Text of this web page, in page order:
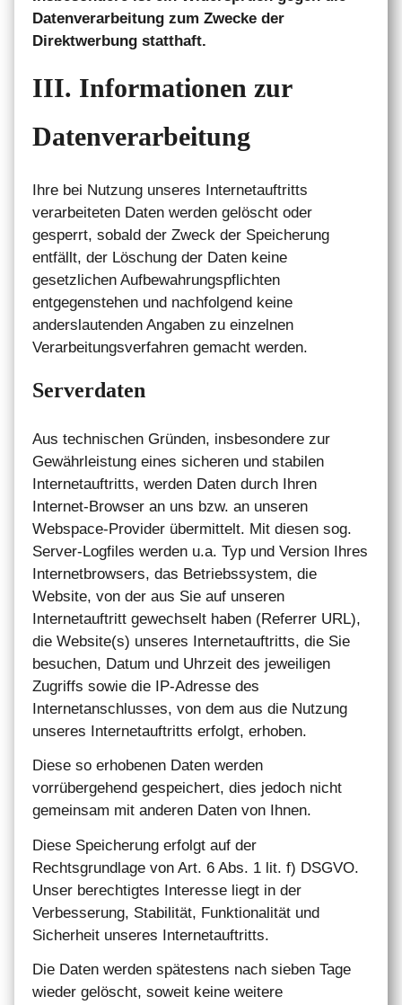
Datenverarbeitung zum Zwecke der
Direktwerbung statthaft.
III. Informationen zur
Datenverarbeitung
Ihre bei Nutzung unseres Internetauftritts
verarbeiteten Daten werden gelöscht oder
gesperrt, sobald der Zweck der Speicherung
entfällt, der Löschung der Daten keine
gesetzlichen Aufbewahrungspflichten
entgegenstehen und nachfolgend keine
anderslautenden Angaben zu einzelnen
Verarbeitungsverfahren gemacht werden.
Serverdaten
Aus technischen Gründen, insbesondere zur
Gewährleistung eines sicheren und stabilen
Internetauftritts, werden Daten durch Ihren
Internet-Browser an uns bzw. an unseren
Webspace-Provider übermittelt. Mit diesen sog.
Server-Logfiles werden u.a. Typ und Version Ihres
Internetbrowsers, das Betriebssystem, die
Website, von der aus Sie auf unseren
Internetauftritt gewechselt haben (Referrer URL),
die Website(s) unseres Internetauftritts, die Sie
besuchen, Datum und Uhrzeit des jeweiligen
Zugriffs sowie die IP-Adresse des
Internetanschlusses, von dem aus die Nutzung
unseres Internetauftritts erfolgt, erhoben.
Diese so erhobenen Daten werden
vorrübergehend gespeichert, dies jedoch nicht
gemeinsam mit anderen Daten von Ihnen.
Diese Speicherung erfolgt auf der
Rechtsgrundlage von Art. 6 Abs. 1 lit. f) DSGVO.
Unser berechtigtes Interesse liegt in der
Verbesserung, Stabilität, Funktionalität und
Sicherheit unseres Internetauftritts.
Die Daten werden spätestens nach sieben Tage
wieder gelöscht, soweit keine weitere